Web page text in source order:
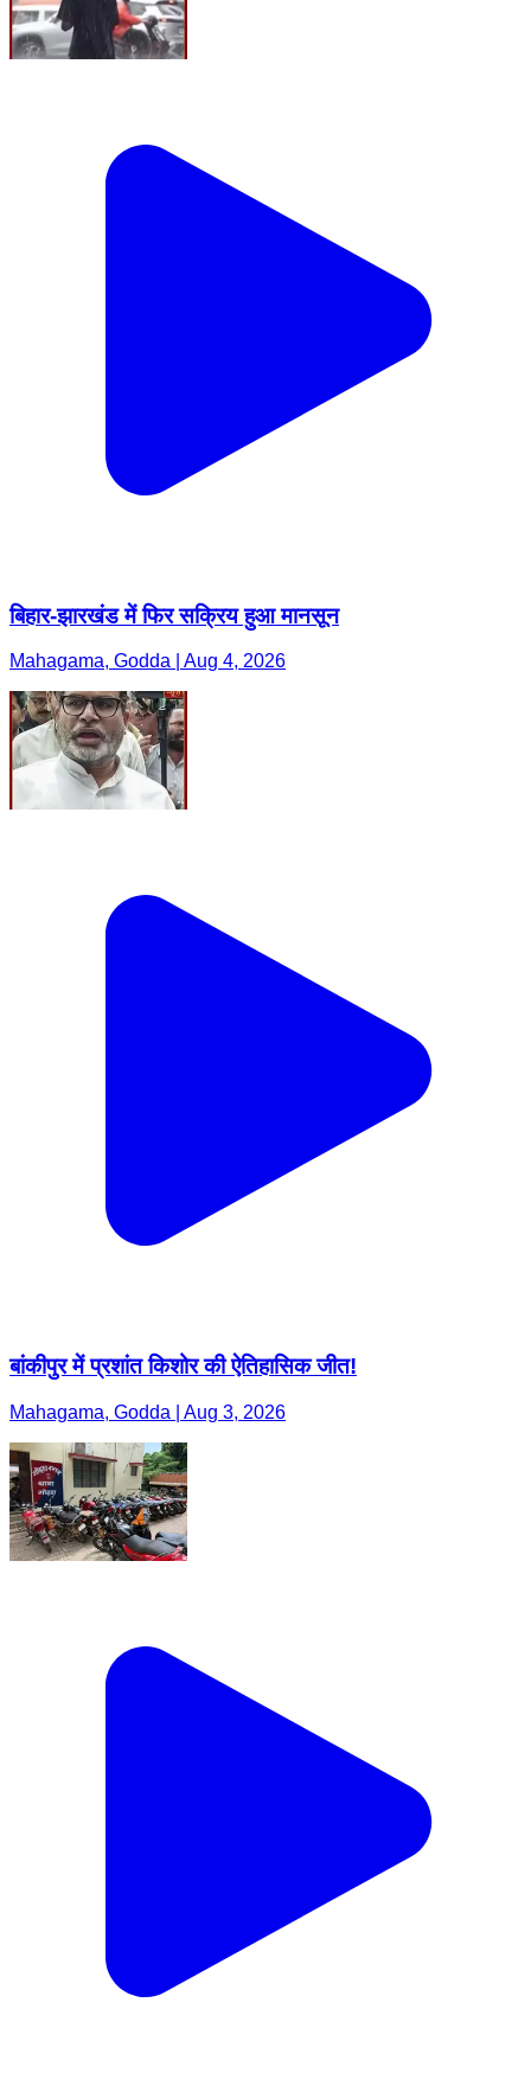
बिहार-झारखंड में फिर सक्रिय हुआ मानसून
Mahagama, Godda | Aug 4, 2026
बांकीपुर में प्रशांत किशोर की ऐतिहासिक जीत!
Mahagama, Godda | Aug 3, 2026